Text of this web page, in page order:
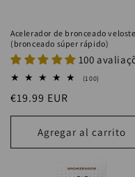
Acelerador de bronceado
(bronceado súper rápido)
100
(100)
Precio
habitual
€19.99 EUR
Agregar al carrito